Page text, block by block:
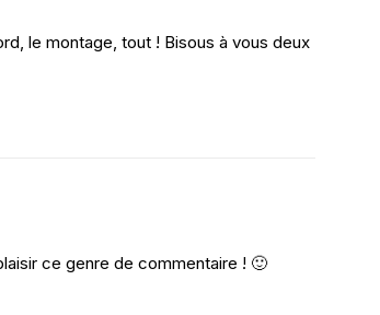
le montage, tout ! Bisous à vous deux
ce genre de commentaire ! 🙂